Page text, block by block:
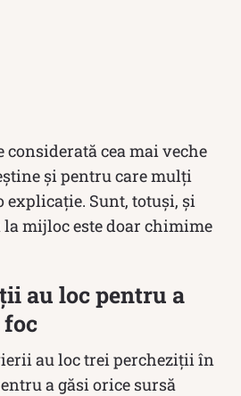
considerată cea mai veche
și pentru care mulți
Sunt, totuși, și
mijloc este doar chimime
au loc pentru a
foc
au loc trei percheziţii în
a găsi orice sursă